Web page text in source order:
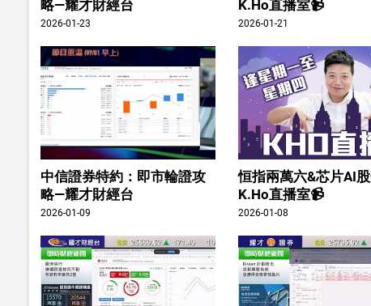
略—耀才財經台
2026-01-23
K.Ho直播室📹
2026-01-21
中信證券特約：即市輪證攻
略—耀才財經台
2026-01-09
恒指兩萬六&芯片AI
K.Ho直播室📹
2026-01-08